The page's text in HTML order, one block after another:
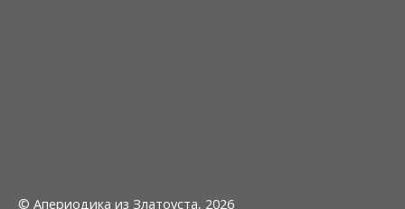
© Апериодика из Златоуста, 2026